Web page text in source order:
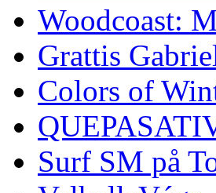
Woodcoast:
Grattis
Colors of
Surf SM på